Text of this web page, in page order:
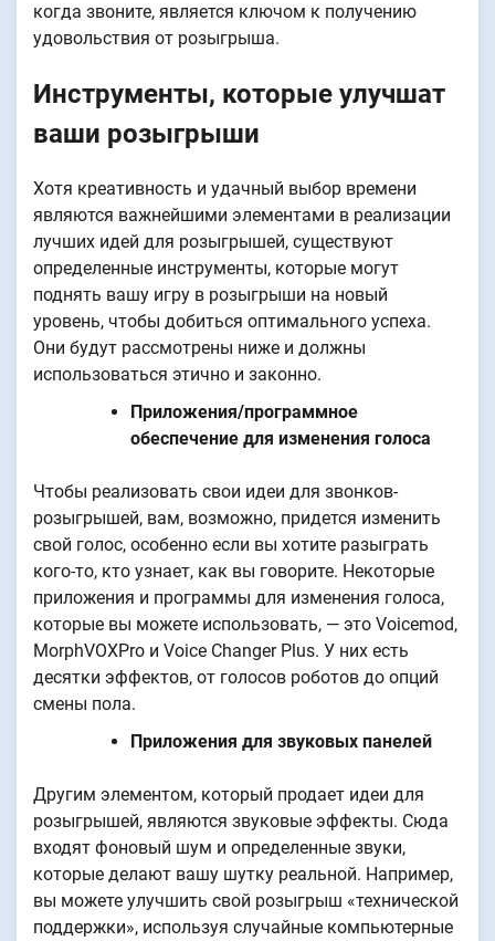
когда звоните, является ключом к получению
удовольствия от розыгрыша.
Инструменты, которые улучшат
ваши розыгрыши
Хотя креативность и удачный выбор времени
являются важнейшими элементами в реализации
лучших идей для розыгрышей, существуют
определенные инструменты, которые могут
поднять вашу игру в розыгрыши на новый
уровень, чтобы добиться оптимального успеха.
Они будут рассмотрены ниже и должны
использоваться этично и законно.
Приложения/программное
обеспечение для изменения голоса
Чтобы реализовать свои идеи для звонков-
розыгрышей, вам, возможно, придется изменить
свой голос, особенно если вы хотите разыграть
кого-то, кто узнает, как вы говорите. Некоторые
приложения и программы для изменения голоса,
которые вы можете использовать, — это Voicemod,
MorphVOXPro и Voice Changer Plus. У них есть
десятки эффектов, от голосов роботов до опций
смены пола.
Приложения для звуковых панелей
Другим элементом, который продает идеи для
розыгрышей, являются звуковые эффекты. Сюда
входят фоновый шум и определенные звуки,
которые делают вашу шутку реальной. Например,
вы можете улучшить свой розыгрыш «технической
поддержки», используя случайные компьютерные